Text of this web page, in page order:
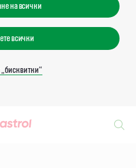
на всички
всички